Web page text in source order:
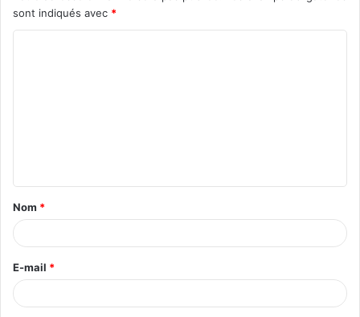
sont indiqués avec *
t
a
i
e
*
Nom *
E-mail *